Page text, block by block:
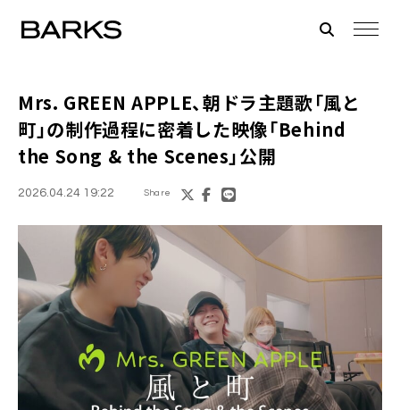
Mrs. GREEN APPLE、朝ドラ主題歌「風と
町」の制作過程に密着した映像「Behind
the Song & the Scenes」公開
2026.04.24 19:22 Share